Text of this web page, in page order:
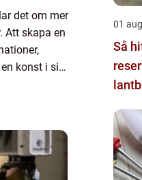
det om mer
Att skapa en
konst i sig.
01
Så